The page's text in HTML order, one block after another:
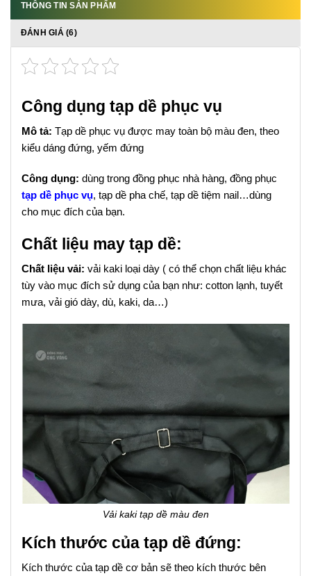
THÔNG TIN SẢN PHẨM
ĐÁNH GIÁ (6)
Công dụng tạp dề phục vụ
Mô tả: Tạp dề phục vụ được may toàn bộ màu đen, theo
kiểu dáng đứng, yếm đứng
Công dụng: dùng trong đồng phục nhà hàng, đồng phục
tạp dề phục vụ, tạp dề pha chế, tạp dề tiệm nail…dùng
cho mục đích của bạn.
Chất liệu may tạp dề:
Chất liệu vải: vải kaki loại dày ( có thể chọn chất liệu khác
tùy vào mục đích sử dụng của bạn như: cotton lạnh, tuyết
mưa, vải gió dày, dù, kaki, da…)
Vải kaki tạp dề màu đen
Kích thước của tạp dề đứng:
Kích thước của tạp dề cơ bản sẽ theo kích thước bên